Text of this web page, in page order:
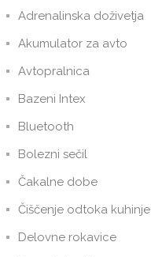
Adrenalinska doživetja
Akumulator za avto
Avtopralnica
Bazeni Intex
Bluetooth
Bolezni sečil
Čakalne dobe
Čiščenje odtoka kuhinje
Delovne rokavice